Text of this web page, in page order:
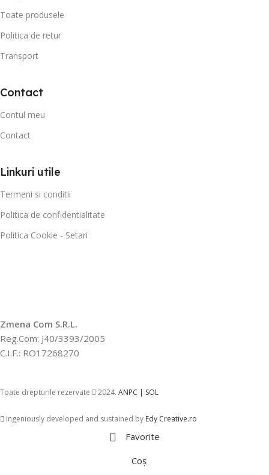
Toate produsele
Politica de retur
Transport
Contact
Contul meu
Contact
Linkuri utile
Termeni si conditii
Politica de confidentialitate
Politica Cookie - Setari
Zmena Com S.R.L.
Reg.Com: J40/3393/2005
C.I.F.: RO17268270
Toate drepturile rezervate 2024. ANPC | SOL
Ingeniously developed and sustained by Edy Creative.ro
Favorite
Coș